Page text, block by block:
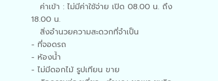
ค่าเข้า : ไม่มีค่าใช้จ่าย เปิด 08.00 น. ถึง
18.00 น.
สิ่งอำนวยความสะดวกที่จำเป็น
- ที่จอดรถ
- ห้องน้ำ
- ไม่มีดอกไม้ รูปเทียน ขาย